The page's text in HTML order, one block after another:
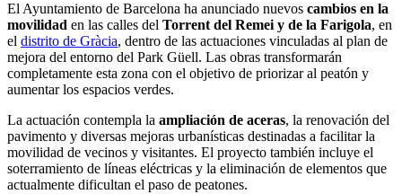
El Ayuntamiento de Barcelona ha anunciado nuevos cambios en la
movilidad en las calles del Torrent del Remei y de la Farigola, en
el distrito de Gràcia, dentro de las actuaciones vinculadas al plan de
mejora del entorno del Park Güell. Las obras transformarán
completamente esta zona con el objetivo de priorizar al peatón y
aumentar los espacios verdes.
La actuación contempla la ampliación de aceras, la renovación del
pavimento y diversas mejoras urbanísticas destinadas a facilitar la
movilidad de vecinos y visitantes. El proyecto también incluye el
soterramiento de líneas eléctricas y la eliminación de elementos que
actualmente dificultan el paso de peatones.